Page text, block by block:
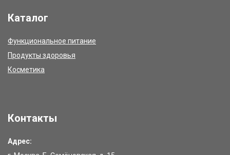
Каталог
Функциональное питание
Продукты здоровья
Косметика
Контакты
Адрес: